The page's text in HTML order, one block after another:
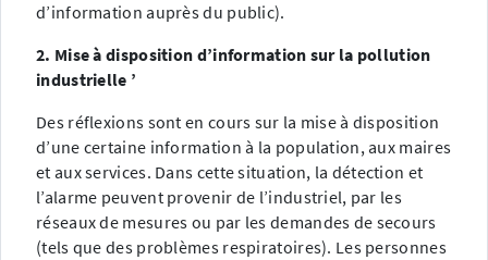
d’information auprès du public).
2. Mise à disposition d’information sur la pollution
industrielle ’
Des réflexions sont en cours sur la mise à disposition
d’une certaine information à la population, aux maires
et aux services. Dans cette situation, la détection et
l’alarme peuvent provenir de l’industriel, par les
réseaux de mesures ou par les demandes de secours
(tels que des problèmes respiratoires). Les personnes